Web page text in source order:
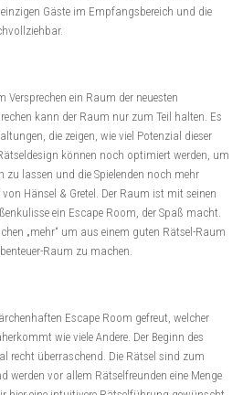
Gäste im Empfangsbereich und die
Versprechen ein Raum der neuesten
kann der Raum nur zum Teil halten. Es
die zeigen, wie viel Potenzial dieser
können noch optimiert werden, um
zu lassen und die Spielenden noch mehr
Hänsel & Gretel. Der Raum ist mit seinen
ein Escape Room, der Spaß macht.
„mehr“ um aus einem guten Rätsel-Raum
Raum zu machen.
Escape Room gefreut, welcher
wie viele Andere. Der Beginn des
recht überraschend. Die Rätsel sind zum
werden vor allem Rätselfreunden eine Menge